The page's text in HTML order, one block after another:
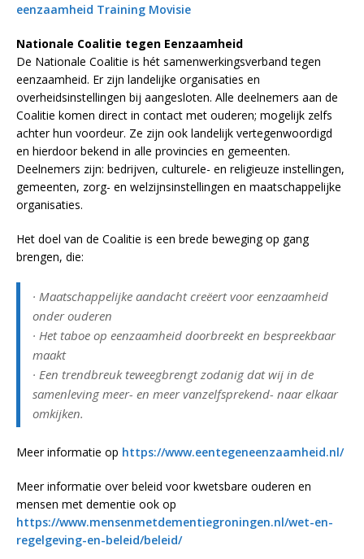
eenzaamheid Training Movisie
Nationale Coalitie tegen Eenzaamheid
De Nationale Coalitie is hét samenwerkingsverband tegen
eenzaamheid. Er zijn landelijke organisaties en
overheidsinstellingen bij aangesloten. Alle deelnemers aan de
Coalitie komen direct in contact met ouderen; mogelijk zelfs
achter hun voordeur. Ze zijn ook landelijk vertegenwoordigd
en hierdoor bekend in alle provincies en gemeenten.
Deelnemers zijn: bedrijven, culturele- en religieuze instellingen,
gemeenten, zorg- en welzijnsinstellingen en maatschappelijke
organisaties.
Het doel van de Coalitie is een brede beweging op gang
brengen, die:
· Maatschappelijke aandacht creëert voor eenzaamheid
onder ouderen
· Het taboe op eenzaamheid doorbreekt en bespreekbaar
maakt
· Een trendbreuk teweegbrengt zodanig dat wij in de
samenleving meer- en meer vanzelfsprekend- naar elkaar
omkijken.
Meer informatie op https://www.eentegeneenzaamheid.nl/
Meer informatie over beleid voor kwetsbare ouderen en
mensen met dementie ook op
https://www.mensenmetdementiegroningen.nl/wet-en-
regelgeving-en-beleid/beleid/